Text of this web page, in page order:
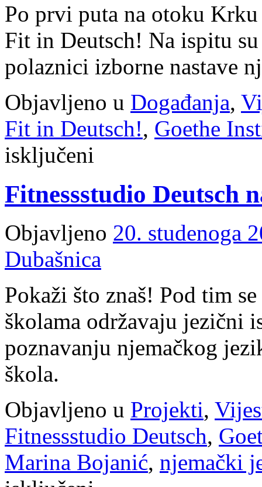
Dubašnica
Po prvi puta na otoku
Fit in Deutsch! Na ispitu
polaznici izborne nastave
Objavljeno u Događanja,
Fit in Deutsch!, Goethe
isključeni
in
Deutsch
Goethe
Fitnessstudio Deutsch
Objavljeno 20. studenoga
Dubašnica
Pokaži što znaš! Pod tim
školama održavaju jezični
poznavanju njemačkog
škola.
Objavljeno u Projekti,
Fitnessstudio Deutsch,
Marina Bojanić, njemački